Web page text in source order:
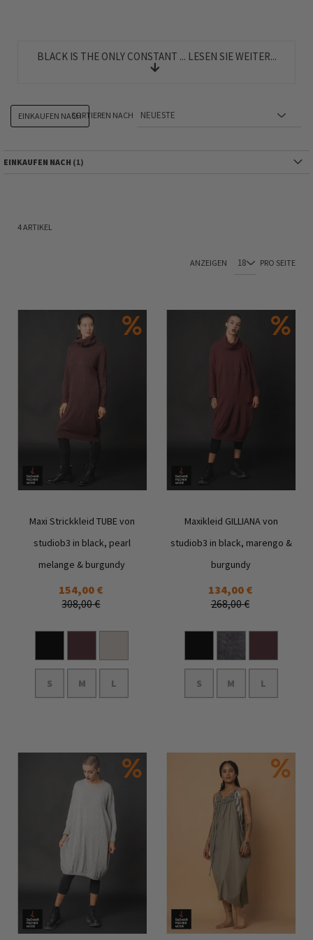
BLACK IS THE ONLY CONSTANT ... LESEN SIE WEITER...
4ARTIKEL
SORTIEREN NACH
ANZEIGEN PRO SEITE
Maxi Strickkleid TUBE von
studiob3 in black, pearl
melange & burgundy
154,00 €
308,00 €
S M L
Maxikleid GILLIANA von
studiob3 in black, marengo &
burgundy
134,00 €
268,00 €
S M L
EINKAUFEN NACH
EINKAUFEN NACH